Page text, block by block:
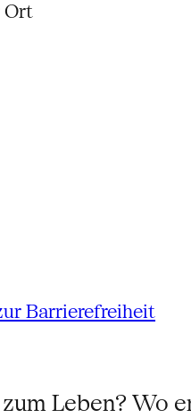
Ort
Barrierefreiheit
Leben? Wo